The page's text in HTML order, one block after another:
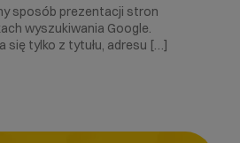
sposób prezentacji stron
wyszukiwania Google.
się tylko z tytułu, adresu […]